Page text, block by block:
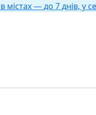
містах — до 7 днів, у